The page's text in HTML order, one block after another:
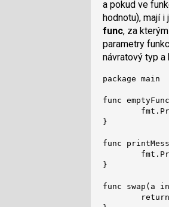
a pokud ve
hodnotu), mají
func, za
parametry
návratový typ
package main
func
}
func
}
func